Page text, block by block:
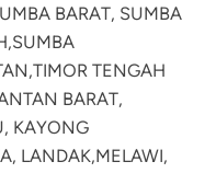
BARAT, SUMBA
SUMBA
TIMOR TENGAH
BARAT,
KAYONG
LANDAK,MELAWI,